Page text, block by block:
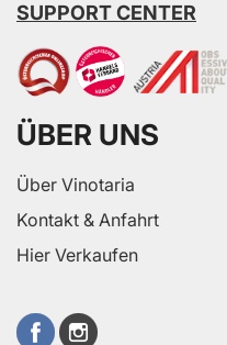
SUPPORT CENTER
ÜBER UNS
Über Vinotaria
Kontakt & Anfahrt
Hier Verkaufen